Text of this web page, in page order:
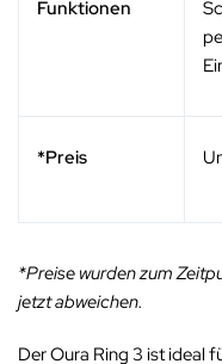
Funktionen
*Preis
*Preise wurden zum
jetzt abweichen.
Der Oura Ring 3 ist ideal